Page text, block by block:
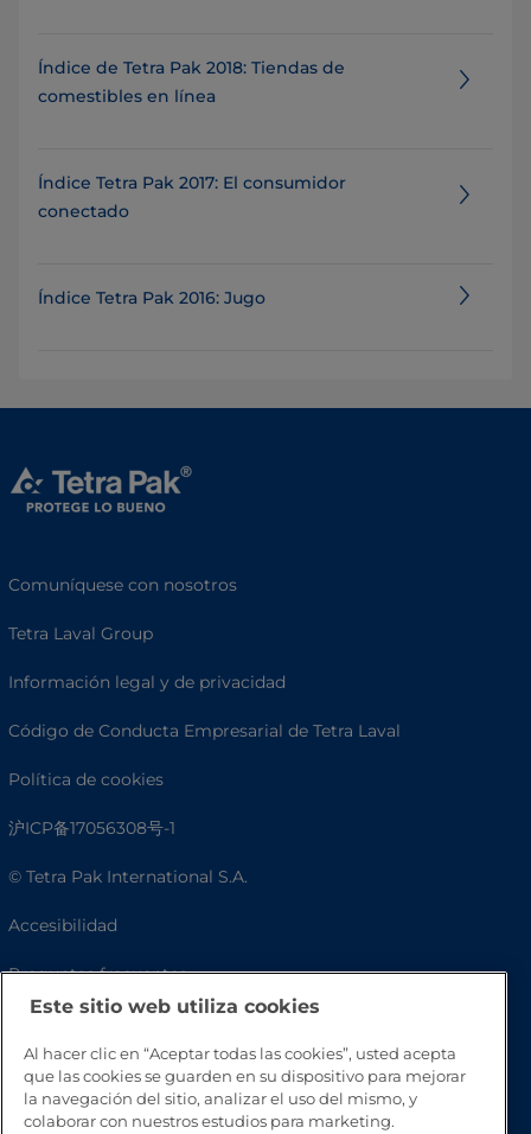
Índice de Tetra Pak 2018: Tiendas de
comestibles en línea
Índice Tetra Pak 2017: El consumidor
conectado
Índice Tetra Pak 2016: Jugo
Comuníquese con nosotros
Tetra Laval Group
Información legal y de privacidad
Código de Conducta Empresarial de Tetra Laval
Política de cookies
沪ICP备17056308号-1
© Tetra Pak International S.A.
Accesibilidad
Preguntas frecuentes
Este sitio web utiliza cookies
Al hacer clic en “Aceptar todas las cookies”, usted acepta
que las cookies se guarden en su dispositivo para mejorar
la navegación del sitio, analizar el uso del mismo, y
colaborar con nuestros estudios para marketing.